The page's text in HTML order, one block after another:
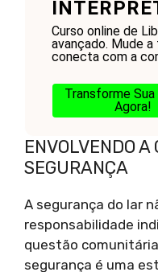
Curso online de
avançado. Mude
conecta com a
Transforme
Agora!
ENVOLVENDO
SEGURANÇA
A segurança do lar
responsabilidade
questão
segurança é uma